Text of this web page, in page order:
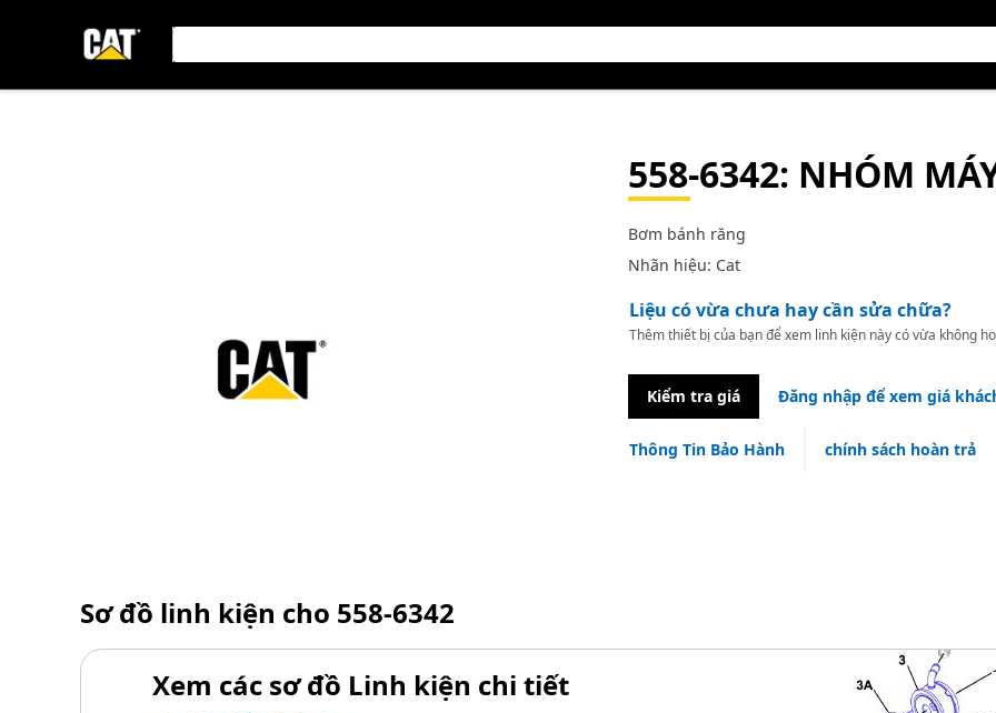
558-6342: NHÓM
Bơm bánh răng
Nhãn hiệu: Cat
Liệu có vừa chưa hay cần sửa chữa?
Thêm thiết bị của bạn để xem linh kiện này có vừa không
Kiểm tra giá Đăng nhập để xem giá
Thông Tin Bảo Hành chính sách hoàn trả
Sơ đồ linh kiện cho 558-6342
Xem các sơ đồ Linh kiện chi tiết